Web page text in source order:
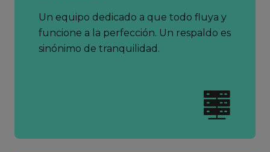
Un equipo dedicado a que todo fluya y
funcione a la perfección. Un respaldo es
sinónimo de tranquilidad.